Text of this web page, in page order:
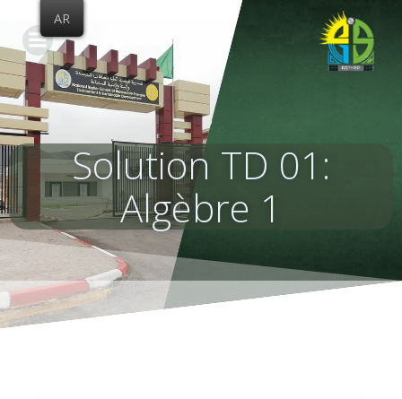
content
Solution TD 01:
Algèbre 1
AR